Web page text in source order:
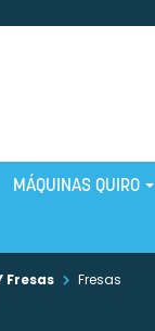
MÁQUINAS QUIRO
Fresas Fresas